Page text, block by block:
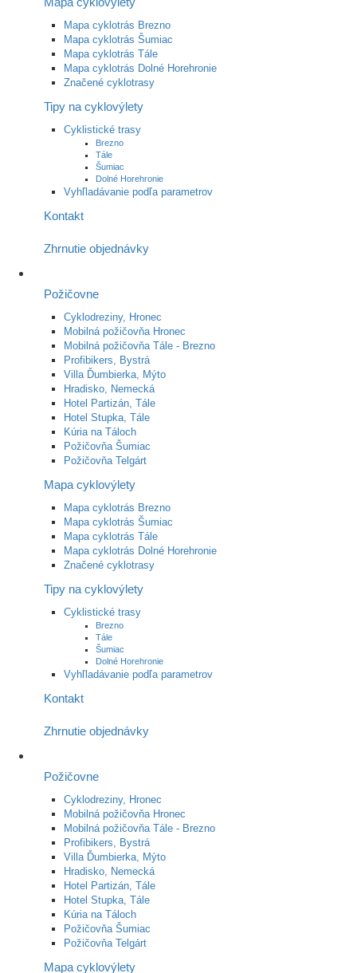
Mapa cyklotrás Brezno
Mapa cyklotrás Šumiac
Mapa cyklotrás Tále
Mapa cyklotrás Dolné Horehronie
Značené cyklotrasy
Tipy na cyklovýlety
Cyklistické trasy
Brezno
Tále
Šumiac
Dolné Horehronie
Vyhľladávanie podľa parametrov
Kontakt
Zhrnutie objednávky
Požičovne
Cyklodreziny, Hronec
Mobilná požičovňa Hronec
Mobilná požičovňa Tále - Brezno
Profibikers, Bystrá
Villa Ďumbierka, Mýto
Hradisko, Nemecká
Hotel Partizán, Tále
Hotel Stupka, Tále
Kúria na Táloch
Požičovňa Šumiac
Požičovňa Telgárt
Mapa cyklovýlety
Mapa cyklotrás Brezno
Mapa cyklotrás Šumiac
Mapa cyklotrás Tále
Mapa cyklotrás Dolné Horehronie
Značené cyklotrasy
Tipy na cyklovýlety
Cyklistické trasy
Brezno
Tále
Šumiac
Dolné Horehronie
Vyhľladávanie podľa parametrov
Kontakt
Zhrnutie objednávky
Požičovne
Cyklodreziny, Hronec
Mobilná požičovňa Hronec
Mobilná požičovňa Tále - Brezno
Profibikers, Bystrá
Villa Ďumbierka, Mýto
Hradisko, Nemecká
Hotel Partizán, Tále
Hotel Stupka, Tále
Kúria na Táloch
Požičovňa Šumiac
Požičovňa Telgárt
Mapa cyklovýlety